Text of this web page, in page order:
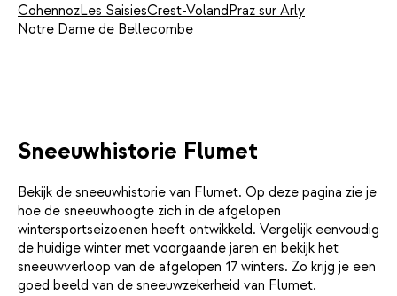
CohennozLes SaisiesCrest-VolandPraz sur Arly
Notre Dame de Bellecombe
Sneeuwhistorie Flumet
Bekijk de sneeuwhistorie van Flumet. Op deze pagina zie je
hoe de sneeuwhoogte zich in de afgelopen
wintersportseizoenen heeft ontwikkeld. Vergelijk eenvoudig
de huidige winter met voorgaande jaren en bekijk het
sneeuwverloop van de afgelopen 17 winters. Zo krijg je een
goed beeld van de sneeuwzekerheid van Flumet.